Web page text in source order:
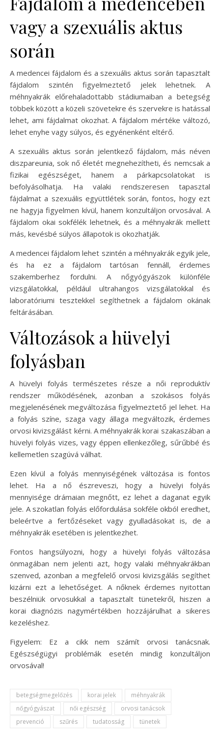
vagy a szexuális aktus
során
A medencei fájdalom és a szexuális aktus során tapasztalt
fájdalom szintén figyelmeztető jelek lehetnek. A
méhnyakrák előrehaladottabb stádiumaiban a betegség
többek között a közeli szövetekre és szervekre is hatással
lehet, ami fájdalmat okozhat. A fájdalom mértéke változó,
lehet enyhe vagy súlyos, és egyénenként eltérő.
A szexuális aktus során jelentkező fájdalom, más néven
diszpareunia, sok nő életét megnehezítheti, és nemcsak a
fizikai egészséget, hanem a párkapcsolatokat is
befolyásolhatja. Ha valaki rendszeresen tapasztal
fájdalmat a szexuális együttlétek során, fontos, hogy ezt
ne hagyja figyelmen kívül, hanem konzultáljon orvosával. A
fájdalom okai sokfélék lehetnek, és a méhnyakrák mellett
más, kevésbé súlyos állapotok is okozhatják.
A medencei fájdalom lehet szintén a méhnyakrák egyik jele,
és ha ez a fájdalom tartósan fennáll, érdemes
szakemberhez fordulni. A nőgyógyászok különféle
vizsgálatokkal, például ultrahangos vizsgálatokkal és
laboratóriumi tesztekkel segíthetnek a fájdalom okának
feltárásában.
Változások a hüvelyi
folyásban
A hüvelyi folyás természetes része a női reproduktív
rendszer működésének, azonban a szokásos folyás
megjelenésének megváltozása figyelmeztető jel lehet. Ha
a folyás színe, szaga vagy állaga megváltozik, érdemes
orvosi kivizsgálást kérni. A méhnyakrák korai szakaszában a
hüvelyi folyás vizes, vagy éppen ellenkezőleg, sűrűbbé és
kellemetlen szagúvá válhat.
Ezen kívül a folyás mennyiségének változása is fontos
lehet. Ha a nő észreveszi, hogy a hüvelyi folyás
mennyisége drámaian megnőtt, ez lehet a daganat egyik
jele. A szokatlan folyás előfordulása sokféle okból eredhet,
beleértve a fertőzéseket vagy gyulladásokat is, de a
méhnyakrák esetében is jelentkezhet.
Fontos hangsúlyozni, hogy a hüvelyi folyás változása
önmagában nem jelenti azt, hogy valaki méhnyakrákban
szenved, azonban a megfelelő orvosi kivizsgálás segíthet
kizárni ezt a lehetőséget. A nőknek érdemes nyitottan
beszélniük orvosukkal a tapasztalt tünetekről, hiszen a
korai diagnózis nagymértékben hozzájárulhat a sikeres
kezeléshez.
Figyelem: Ez a cikk nem számít orvosi tanácsnak.
Egészségügyi problémák esetén mindig konzultáljon
orvosával!
betegségmegelőzés korai jelek
méhnyakrák
nőgyógyászat
női egészség
orvosi tanácsok
prevenció
szűrés tudatosság tünetek